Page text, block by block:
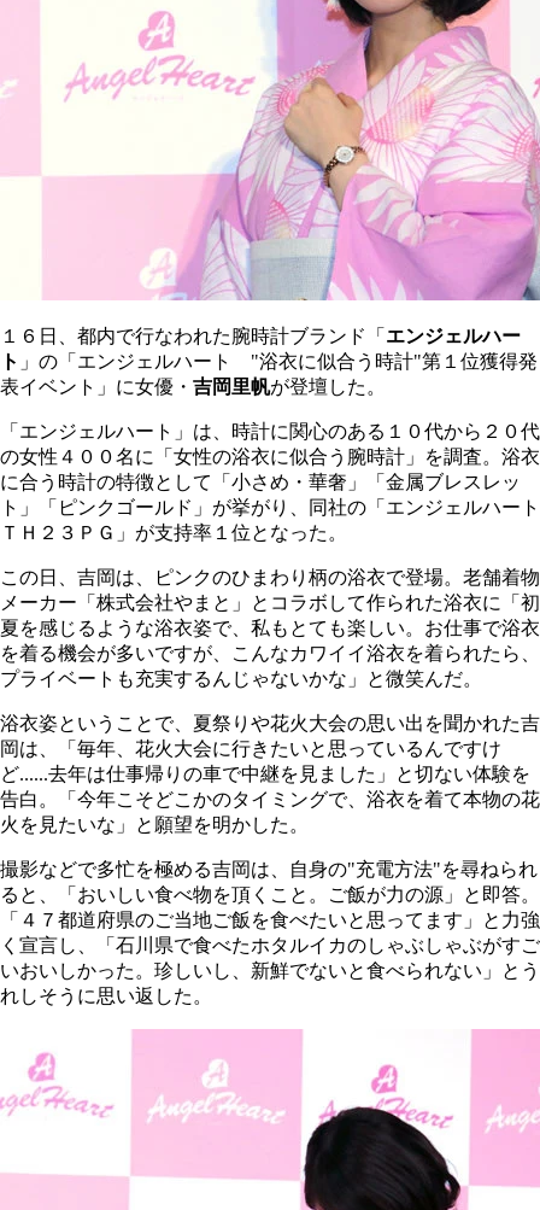
１６日、都内で行なわれた腕時計ブランド「 エンジェルハー
ト 」の「エンジェルハート "浴衣に似合う時計"第１位獲得発
表イベント」に女優・ 吉岡里帆が登壇した。
「エンジェルハート」は、時計に関心のある１０代から２０代
の女性４００名に「女性の浴衣に似合う腕時計」を調査。浴衣
に合う時計の特徴として「小さめ・華奢」「金属ブレスレッ
ト」「ピンクゴールド」が挙がり、同社の「エンジェルハート
ＴＨ２３ＰＧ」が支持率１位となった。
この日、吉岡は、ピンクのひまわり柄の浴衣で登場。老舗着物
メーカー「株式会社やまと」とコラボして作られた浴衣に「初
夏を感じるような浴衣姿で、私もとても楽しい。お仕事で浴衣
を着る機会が多いですが、こんなカワイイ浴衣を着られたら、
プライベートも充実するんじゃないかな」と微笑んだ。
浴衣姿ということで、夏祭りや花火大会の思い出を聞かれた吉
岡は、「毎年、花火大会に行きたいと思っているんですけ
ど......去年は仕事帰りの車で中継を見ました」と切ない体験を
告白。「今年こそどこかのタイミングで、浴衣を着て本物の花
火を見たいな」と願望を明かした。
撮影などで多忙を極める吉岡は、自身の"充電方法"を尋ねられ
ると、「おいしい食べ物を頂くこと。ご飯が力の源」と即答。
「４７都道府県のご当地ご飯を食べたいと思ってます」と力強
く宣言し、「石川県で食べたホタルイカのしゃぶしゃぶがすご
いおいしかった。珍しいし、新鮮でないと食べられない」とう
れしそうに思い返した。